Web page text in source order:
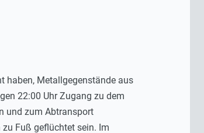
haben, Metallgegenstände aus
22:00 Uhr Zugang zu dem
und zum Abtransport
Fuß geflüchtet sein. Im